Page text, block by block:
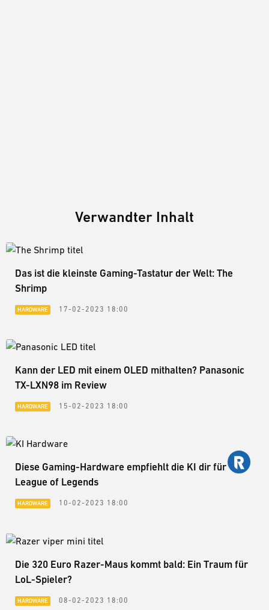
Verwandter Inhalt
Das ist die kleinste Gaming-Tastatur der Welt: The
Shrimp
HARDWARE 17-02-2023 18:00
Kann der LED mit einem OLED mithalten? Panasonic
TX-LXN98 im Review
HARDWARE 15-02-2023 18:00
Diese Gaming-Hardware empfiehlt die KI dir für
League of Legends
HARDWARE 10-02-2023 18:00
Die 320 Euro Razer-Maus kommt bald: Ein Traum für
LoL-Spieler?
HARDWARE 08-02-2023 18:00